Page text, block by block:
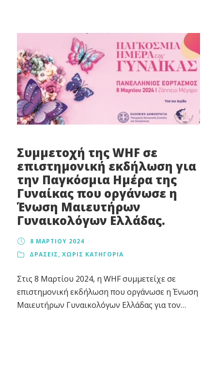
ουσιαστικές συζητήσεις για τη γυναικεία υγεία
και την ψυχική ανθεκτικότητα. Ένα μεγάλο
ευχαριστώ στις εξαιρετικές γυναικολόγους της
πόλης, κα Αθανασάκη και...
Συμμετοχή της WHF σε
επιστημονική εκδήλωση για
την Παγκόσμια Ημέρα της
Γυναίκας που οργάνωσε η
Ένωση Μαιευτήρων
Γυναικολόγων Ελλάδας.
8 ΜΑΡΤΊΟΥ 2024
ΔΡΆΣΕΙΣ, ΧΩΡΊΣ ΚΑΤΗΓΟΡΊΑ
Στις 8 Μαρτίου 2024, η WHF συμμετείχε σε
επιστημονική εκδήλωση που οργάνωσε η Ένωση
Μαιευτήρων Γυναικολόγων Ελλάδας για τον